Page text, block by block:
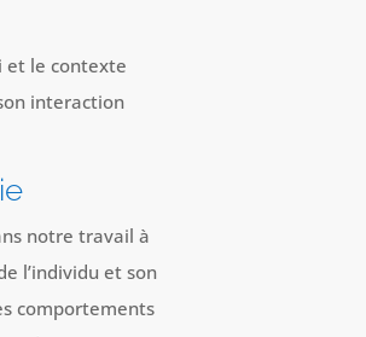
et le contexte
interaction
notre travail à
l’individu et son
comportements